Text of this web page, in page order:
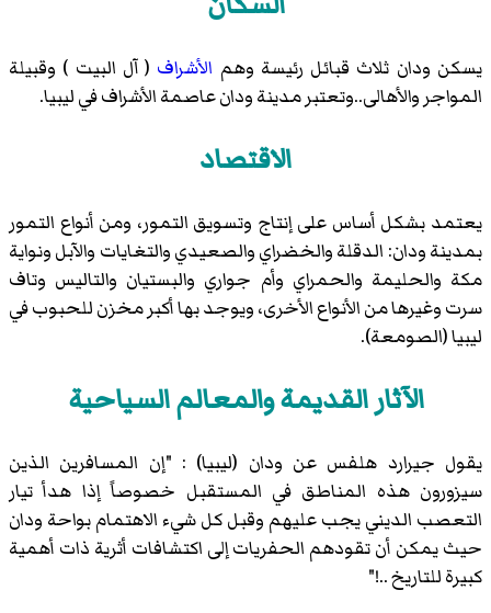
يسكن ودان ثلاث قبائل رئيسة وهم الأشراف ( آل البيت ) وقبيلة
المواجر والأهالى..وتعتبر مدينة ودان عاصمة الأشراف في ليبيا.
الاقتصاد
يعتمد بشكل أساس على إنتاج وتسويق التمور، ومن أنواع التمور
بمدينة ودان: الدقلة والخضراي والصعيدي والتغايات والآبل ونواية
مكة والحليمة والحمراي وأم جواري والبستيان والتاليس وتاف
سرت وغيرها من الأنواع الأخرى، ويوجد بها أكبر مخزن للحبوب في
ليبيا (الصومعة).
الآثار القديمة والمعالم السياحية
يقول جيرارد هلفس عن ودان (ليبيا) : "إن المسافرين الذين
سيزورون هذه المناطق في المستقبل خصوصاً إذا هدأ تيار
التعصب الديني يجب عليهم وقبل كل شيء الاهتمام بواحة ودان
حيث يمكن أن تقودهم الحفريات إلى اكتشافات أثرية ذات أهمية
كبيرة للتاريخ ..!"